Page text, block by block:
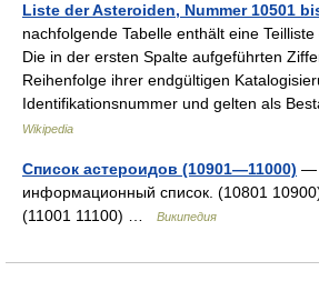
Liste der Asteroiden, Nummer 10501
nachfolgende Tabelle enthält eine
Die in der ersten Spalte aufgeführten
Reihenfolge ihrer endgültigen
Identifikationsnummer und gelten als
Wikipedia
Список астероидов (10901—11000) —
информационный список. (10801
(11001 11100) …
Википедия